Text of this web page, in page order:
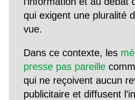
qui exigent une pluralité
vue.
Dans ce contexte, les
presse pas pareille
qui ne reçoivent aucun
publicitaire et diffusent